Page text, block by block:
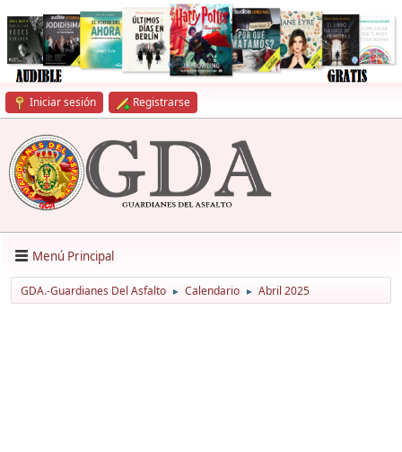
Iniciar sesión Registrarse
Menú Principal
GDA.-Guardianes Del Asfalto ► Calendario ► Abril 2025